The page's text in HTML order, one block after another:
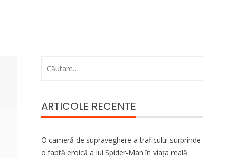
ARTICOLE RECENTE
O cameră de supraveghere a traficului surprinde
o faptă eroică a lui Spider-Man în viața reală